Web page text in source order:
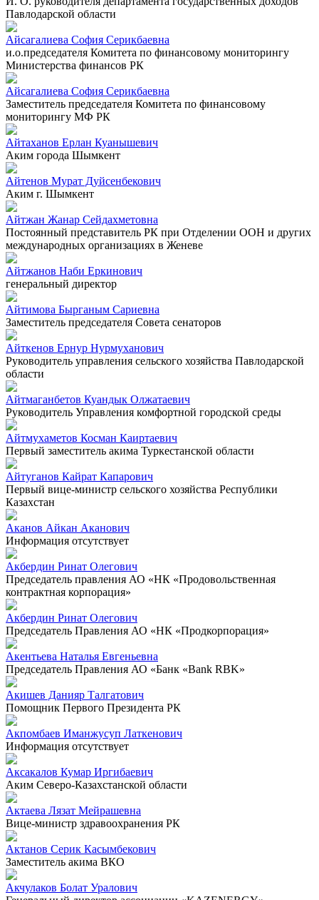
Павлодарской области
Айсагалиева София Серикбаевна
и.о.председателя Комитета по финансовому мониторингу
Министерства финансов РК
Айсагалиева София Серикбаевна
Заместитель председателя Комитета по финансовому
мониторингу МФ РК
Айтаханов Ерлан Куанышевич
Аким города Шымкент
Айтенов Мурат Дуйсенбекович
Аким г. Шымкент
Айтжан Жанар Сейдахметовна
Постоянный представитель РК при Отделении ООН и других
международных организациях в Женеве
Айтжанов Наби Еркинович
генеральный директор
Айтимова Бырганым Сариевна
Заместитель председателя Совета сенаторов
Айткенов Ернур Нурмуханович
Руководитель управления сельского хозяйства Павлодарской
области
Айтмаганбетов Куандык Олжатаевич
Руководитель Управления комфортной городской среды
Айтмухаметов Косман Каиртаевич
Первый заместитель акима Туркестанской области
Айтуганов Кайрат Капарович
Первый вице-министр сельского хозяйства Республики
Казахстан
Аканов Айкан Аканович
Информация отсутствует
Акбердин Ринат Олегович
Председатель правления АО «НК «Продовольственная
контрактная корпорация»
Акбердин Ринат Олегович
Председатель Правления АО «НК «Продкорпорация»
Акентьева Наталья Евгеньевна
Председатель Правления АО «Банк «Bank RBK»
Акишев Данияр Талгатович
Помощник Первого Президента РК
Акпомбаев Иманжусуп Латкенович
Информация отсутствует
Аксакалов Кумар Иргибаевич
Аким Северо-Казахстанской области
Актаева Лязат Мейрашевна
Вице-министр здравоохранения РК
Актанов Серик Касымбекович
Заместитель акима ВКО
Акчулаков Болат Уралович